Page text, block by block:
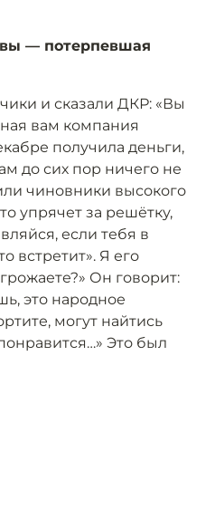
— потерпевшая
и сказали ДКР: «Вы
вам компания
получила деньги,
до сих пор ничего не
чиновники высокого
упрячет за решётку,
если тебя в
встретит». Я его
Он говорит:
это народное
могут найтись
Это был